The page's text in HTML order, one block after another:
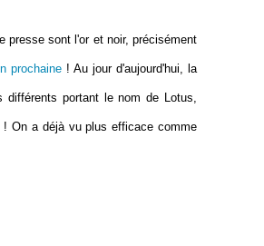
presse sont l'or et noir, précisément
prochaine ! Au jour d'aujourd'hui, la
portant le nom de Lotus,
On a déjà vu plus efficace comme